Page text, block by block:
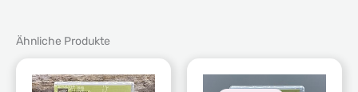
Ähnliche Produkte